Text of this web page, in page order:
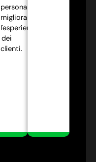
personalizzate,
migliorando
l'esperienza
dei
clienti.